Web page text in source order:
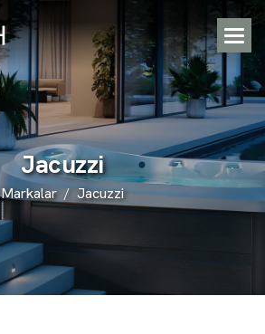
Jacuzzi
Markalar Jacuzzi